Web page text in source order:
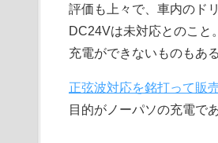
評価も上々で、車内のド
DC24Vは未対応とのこと
充電ができないものもあ
正弦波対応を銘打って販
目的がノーパソの充電で